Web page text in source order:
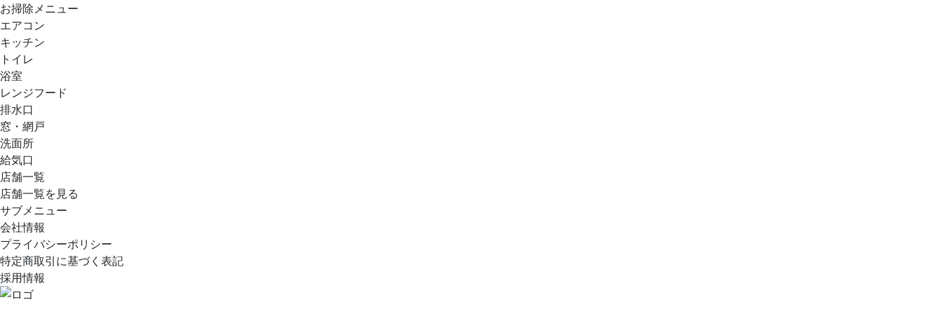
お掃除メニュー
エアコン
キッチン
トイレ
浴室
レンジフード
排水口
窓・網戸
洗面所
給気口
店舗一覧
店舗一覧を見る
サブメニュー
会社情報
プライバシーポリシー
特定商取引に基づく表記
採用情報